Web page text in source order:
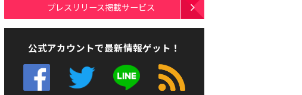
プレスリリース掲載サービス
公式アカウントで最新情報ゲット！